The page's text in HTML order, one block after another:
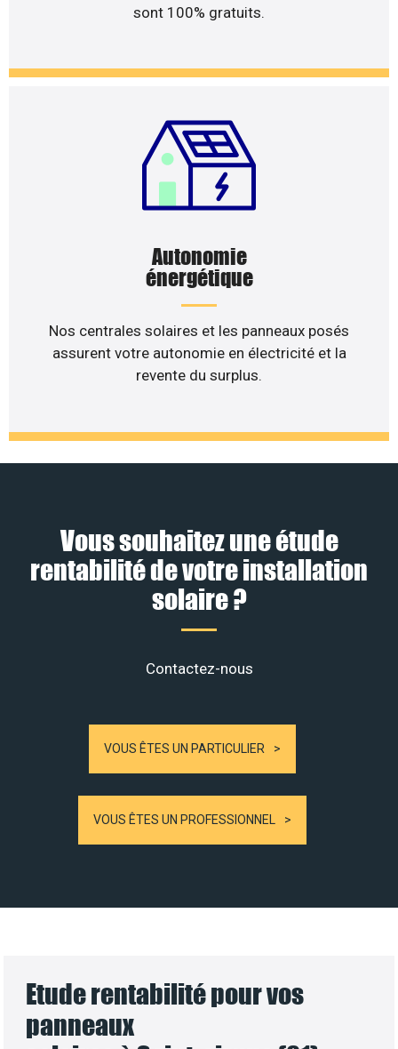
sont 100% gratuits.
Autonomie
énergétique
Nos centrales solaires et les panneaux posés
assurent votre autonomie en électricité et la
revente du surplus.
Vous souhaitez une étude
rentabilité de votre installation
solaire ?
Contactez-nous
VOUS ÊTES UN PARTICULIER
VOUS ÊTES UN PROFESSIONNEL
Etude rentabilité pour vos
panneaux